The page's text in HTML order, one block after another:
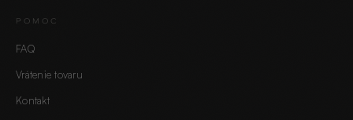
POMOC
FAQ
Vrátenie tovaru
Kontakt